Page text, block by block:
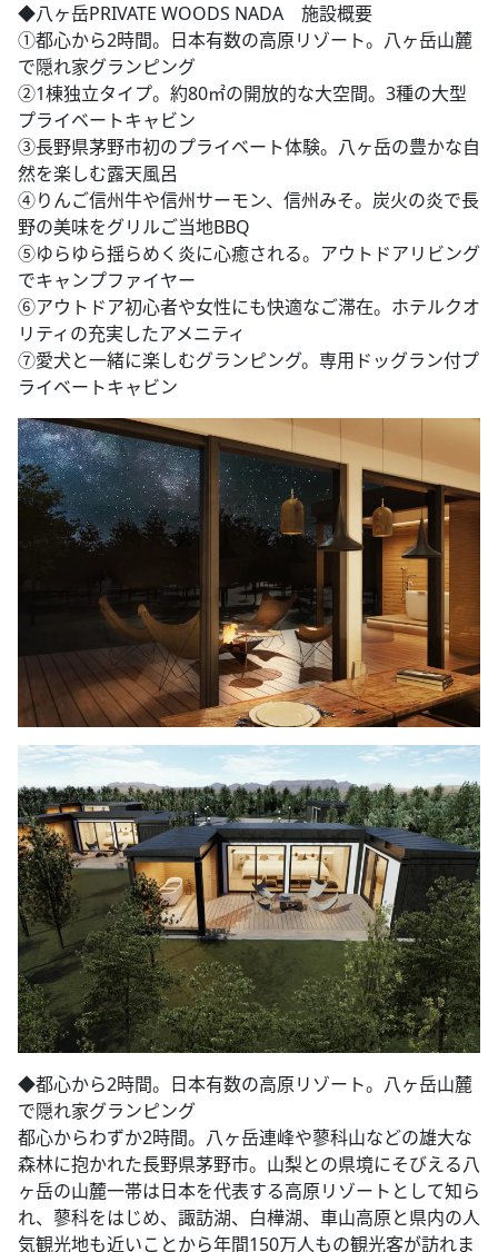
◆​八ヶ岳PRIVATE WOODS NADA 施設概要
①都心から2時間。日本有数の高原リゾート。八ヶ岳山麓
で隠れ家グランピング
②1棟独立タイプ。約80㎡の開放的な大空間。3種の大型
プライベートキャビン
③長野県茅野市初のプライベート体験。八ヶ岳の豊かな自
然を楽しむ露天風呂
④りんご信州牛や信州サーモン、信州みそ。炭火の炎で長
野の美味をグリルご当地BBQ
⑤ゆらゆら揺らめく炎に心癒される。アウトドアリビング
でキャンプファイヤー
⑥アウトドア初心者や女性にも快適なご滞在。ホテルクオ
リティの充実したアメニティ
⑦愛犬と一緒に楽しむグランピング。専用ドッグラン付プ
ライベートキャビン
◆​都心から2時間。日本有数の高原リゾート。八ヶ岳山麓
で隠れ家グランピング
都心からわずか2時間。八ヶ岳連峰や蓼科山などの雄大な
森林に抱かれた長野県茅野市。山梨との県境にそびえる八
ヶ岳の山麓一帯は日本を代表する高原リゾートとして知ら
れ、蓼科をはじめ、諏訪湖、白樺湖、車山高原と県内の人
気観光地も近いことから年間150万人もの観光客が訪れま